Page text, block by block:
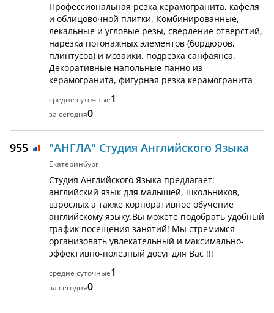
Профессиональная резка керамогранита, кафеля
и облицовочной плитки. Комбинированные,
лекальные и угловые резы, сверление отверстий,
нарезка погонажных элементов (бордюров,
плинтусов) и мозаики, подрезка санфаянса.
Декоративные напольные панно из
керамогранита, фигурная резка керамогранита
1
0
955 "АНГЛА" Студия Английского Языка
Екатеринбург
Студия Английского Языка предлагает:
английский язык для малышей, школьников,
взрослых а также корпоративное обучение
английскому языку.Вы можете подобрать удобный
график посещения занятий! Мы стремимся
организовать увлекательный и максимально-
эффективно-полезный досуг для Вас !!!
1
0